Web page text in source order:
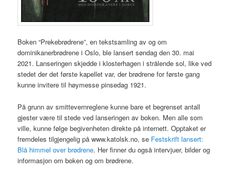
Boken “Prekebrødrene”, en tekstsamling av og om
dominikanerbrødrene i Oslo, ble lansert søndag den 30. mai
2021. Lanseringen skjedde i klosterhagen i strålende sol, like ved
stedet der det første kapellet var, der brødrene for første gang
kunne invitere til høymesse pinsedag 1921.
På grunn av smittevernreglene kunne bare et begrenset antall
gjester være til stede ved lanseringen av boken. Men alle som
ville, kunne følge begivenheten direkte på internett. Opptaket er
fremdeles tilgjengelig på www.katolsk.no, se Festskrift lansert:
Blå himmel over brødrene. Her finner du også intervjuer, bilder og
informasjon om boken og om brødrene.